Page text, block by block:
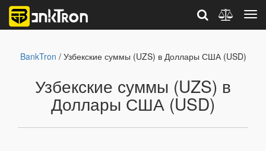
BankTron / Узбекские суммы (UZS) в Доллары США (USD)
Узбекские суммы (UZS) в
Доллары США (USD)